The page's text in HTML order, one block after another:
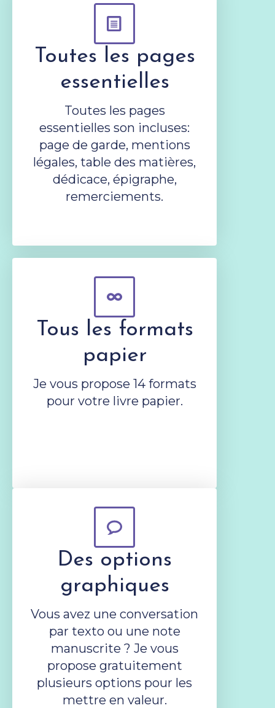
Toutes les pages
essentielles
Toutes les pages
essentielles son incluses:
page de garde, mentions
légales, table des matières,
dédicace, épigraphe,
remerciements.
Tous les formats
papier
Je vous propose 14 formats
pour votre livre papier.
Des options
graphiques
Vous avez une conversation
par texto ou une note
manuscrite ? Je vous
propose gratuitement
plusieurs options pour les
mettre en valeur.